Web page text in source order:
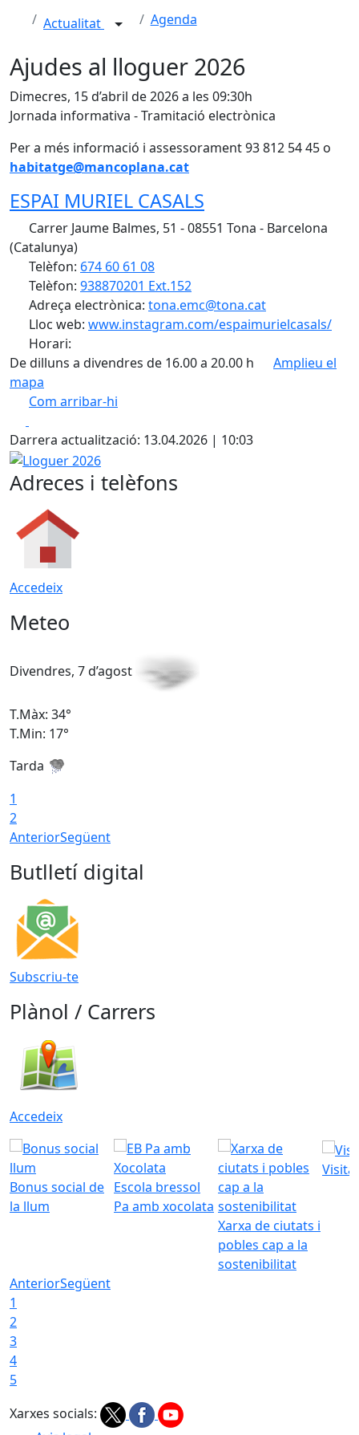
Actualitat Agenda
Ajudes al lloguer 2026
Dimecres, 15 d’abril de 2026 a les 09:30h
Jornada informativa - Tramitació electrònica
Per a més informació i assessorament 93 812 54 45 o
habitatge@mancoplana.cat
ESPAI MURIEL CASALS
Carrer Jaume Balmes, 51 - 08551 Tona - Barcelona
(Catalunya)
Telèfon: 674 60 61 08
Telèfon: 938870201 Ext.152
Adreça electrònica: tona.emc@tona.cat
Lloc web: www.instagram.com/espaimurielcasals/
Horari:
De dilluns a divendres de 16.00 a 20.00 h
Amplieu el
mapa
Com arribar-hi
+
−
Darrera actualització: 13.04.2026 | 10:03
Lloguer 2026
Adreces i telèfons
Accedeix
Meteo
Divendres, 7 d’agost
T.Màx: 34°
T.Min: 17°
Tarda
1
2
AnteriorSegüent
Butlletí digital
Subscriu-te
Plànol / Carrers
Accedeix
Bonus social de
la llum
Escola bressol
Pa amb xocolata
Xarxa de ciutats i
pobles cap a la
sostenibilitat
Visita
AnteriorSegüent
1
2
3
4
5
Xarxes socials: